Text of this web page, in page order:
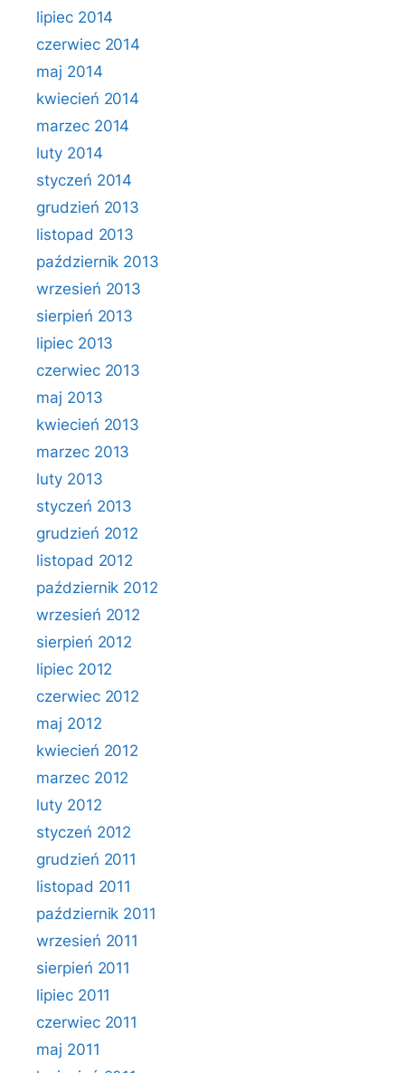
lipiec 2014
czerwiec 2014
maj 2014
kwiecień 2014
marzec 2014
luty 2014
styczeń 2014
grudzień 2013
listopad 2013
październik 2013
wrzesień 2013
sierpień 2013
lipiec 2013
czerwiec 2013
maj 2013
kwiecień 2013
marzec 2013
luty 2013
styczeń 2013
grudzień 2012
listopad 2012
październik 2012
wrzesień 2012
sierpień 2012
lipiec 2012
czerwiec 2012
maj 2012
kwiecień 2012
marzec 2012
luty 2012
styczeń 2012
grudzień 2011
listopad 2011
październik 2011
wrzesień 2011
sierpień 2011
lipiec 2011
czerwiec 2011
maj 2011